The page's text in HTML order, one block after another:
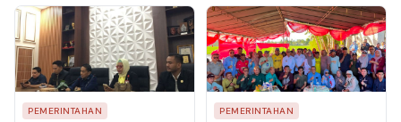
PEMERINTAHAN PEMERINTAHAN